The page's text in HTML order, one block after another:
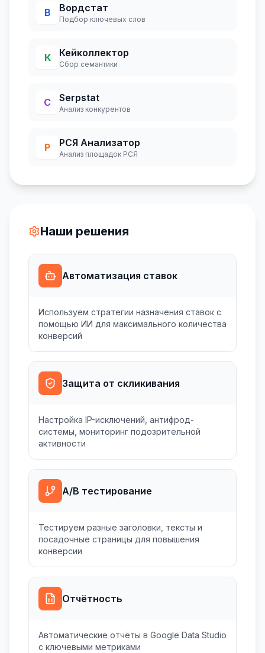
В Вордстат
Подбор ключевых слов
К Кейколлектор
Сбор семантики
С Serpstat
Анализ конкурентов
Р РСЯ Анализатор
Анализ площадок РСЯ
Наши решения
Автоматизация ставок
Используем стратегии назначения ставок с
помощью ИИ для максимального количества
конверсий
Защита от скликивания
Настройка IP-исключений, антифрод-
системы, мониторинг подозрительной
активности
A/B тестирование
Тестируем разные заголовки, тексты и
посадочные страницы для повышения
конверсии
Отчётность
Автоматические отчёты в Google Data Studio
с ключевыми метриками